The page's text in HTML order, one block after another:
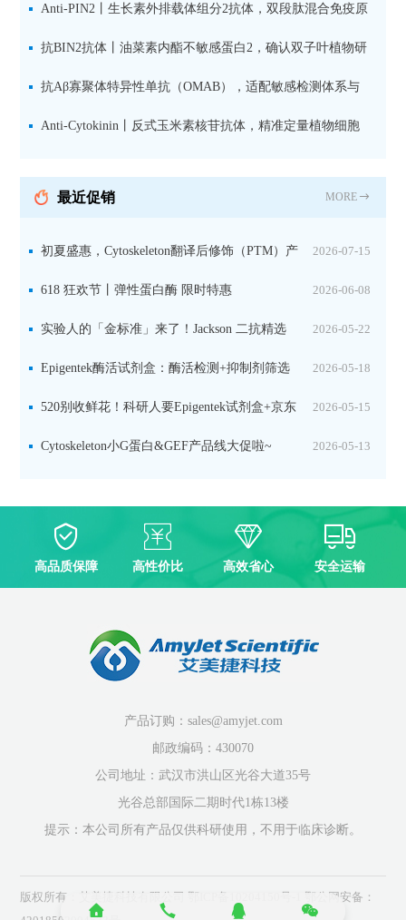
储存库
Anti-PIN2丨生长素外排载体组分2抗体，双段肽混合免疫原
设计方案
抗BIN2抗体丨油菜素内酯不敏感蛋白2，确认双子叶植物研
究数据特异性
抗Aβ寡聚体特异性单抗（OMAB），适配敏感检测体系与
活细胞实验
Anti-Cytokinin丨反式玉米素核苷抗体，精准定量植物细胞
最近促销 MORE
2026-07-15
初夏盛惠，Cytoskeleton翻译后修饰（PTM）产
品线放价啦！ 2026-06-08
618 狂欢节丨弹性蛋白酶 限时特惠
2026-05-22
实验人的「金标准」来了！Jackson 二抗精选
限时一口价，手慢无！ 2026-05-18
Epigentek酶活试剂盒：酶活检测+抑制剂筛选
双赋能，下单即赠京东卡 2026-05-15
520别收鲜花！科研人要Epigentek试剂盒+京东
卡！ 2026-05-13
Cytoskeleton小G蛋白&GEF产品线大促啦~
高品质保障 高性价比 高效省心 安全运输
产品订购：sales@amyjet.com
邮政编码：430070
公司地址：武汉市洪山区光谷大道35号
光谷总部国际二期时代1栋13楼
提示：本公司所有产品仅供科研使用，不用于临床诊断。
版权所有：艾美捷科技有限公司 鄂ICP备10204150号-1
鄂公网安备：